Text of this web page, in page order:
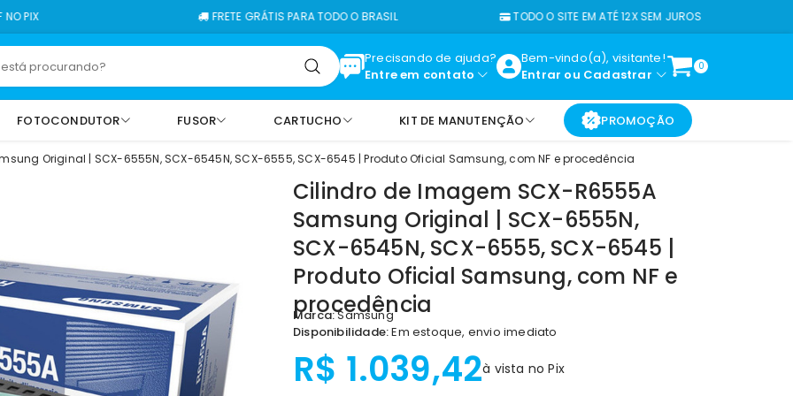
FRETE GRÁTIS PARA TODO O BRASIL TODO O SITE EM ATÉ 12X SEM JUROS
Precisando de ajuda?
Entre em contato
Bem-vindo(a), visitante!
Entrar ou Cadastrar
0
FOTOCONDUTOR FUSOR CARTUCHO KIT DE MANUTENÇÃO PROMOÇÃO
Original | SCX-6555N, SCX-6545N, SCX-6555, SCX-6545 | Produto Oficial Samsung, com NF e procedência
Cilindro de Imagem SCX-R6555A
Samsung Original | SCX-6555N,
SCX-6545N, SCX-6555, SCX-6545 |
Produto Oficial Samsung, com NF e
procedência
Marca:Samsung
Disponibilidade:Em estoque, envio imediato
R$ 1.039,42à vista no Pix